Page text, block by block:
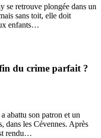
se retrouve plongée dans un
sans toit, elle doit
enfants…
du crime parfait ?
abattu son patron et un
dans les Cévennes. Après
rendu…